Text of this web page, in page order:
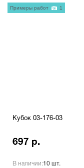
Кубок 03-176-03
697 р.
В наличии:10 шт.
Примеры работ 1